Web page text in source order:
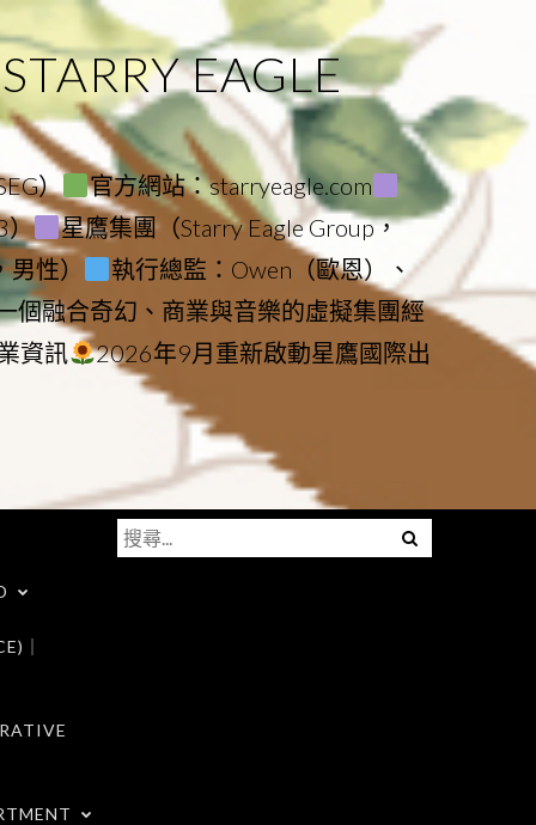
EAGLE
）
官方網站：starryeagle.com
）
星鷹集團（Starry Eagle Group，
性）
執行總監：Owen（歐恩）、
個融合奇幻、商業與音樂的虛擬集團經
資訊
2026年9月重新啟動星鷹國際出
｜
Menu
搜
尋